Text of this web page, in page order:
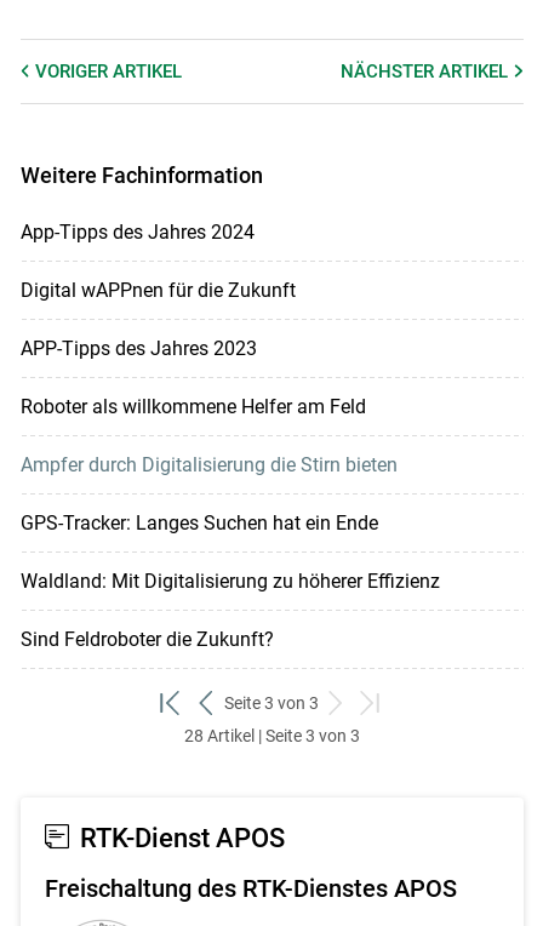
VORIGER ARTIKEL NÄCHSTERARTIKEL
Weitere Fachinformation
App-Tipps des Jahres 2024
Digital wAPPnen für die Zukunft
APP-Tipps des Jahres 2023
Roboter als willkommene Helfer am Feld
Ampfer durch Digitalisierung die Stirn bieten
GPS-Tracker: Langes Suchen hat ein Ende
Waldland: Mit Digitalisierung zu höherer Effizienz
Sind Feldroboter die Zukunft?
zum
ersten
zurück
zum
Seite 3 von 3
weiter
zum
zum
28 Artikel | Seite 3 von 3
RTK-Dienst APOS
Freischaltung des RTK-Dienstes APOS